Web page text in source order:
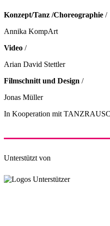
Konzept/Tanz /Choreographie /
Annika KompArt
Video /
Arian David Stettler
Filmschnitt und Design /
Jonas Müller
In Kooperation mit
Unterstützt von